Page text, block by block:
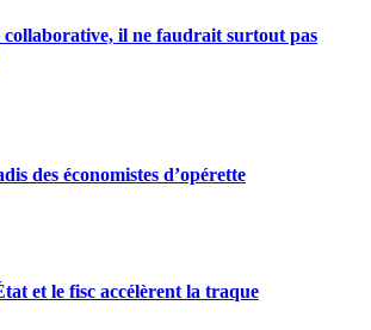
collaborative, il ne faudrait surtout pas
des économistes d’opérette
et le fisc accélèrent la traque